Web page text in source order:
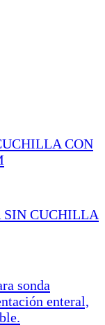
CON
SIN CUCHILLA
sonda
enteral,